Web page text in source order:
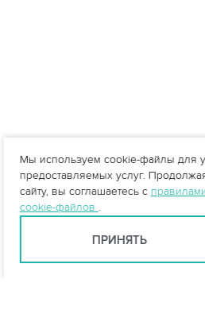
Мы используем cookie-файлы для
предоставляемых услуг.
сайту, вы соглашаетесь с
cookie-файлов .
ПРИНЯТЬ